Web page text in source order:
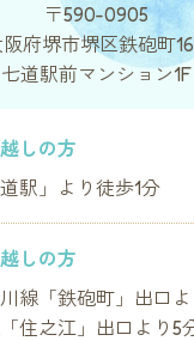
〒590-0905
阪府堺市堺区鉄砲町
七道駅前マンション1F
しの方
駅」より徒歩1分
しの方
線「鉄砲町」出口
住之江」出口より5